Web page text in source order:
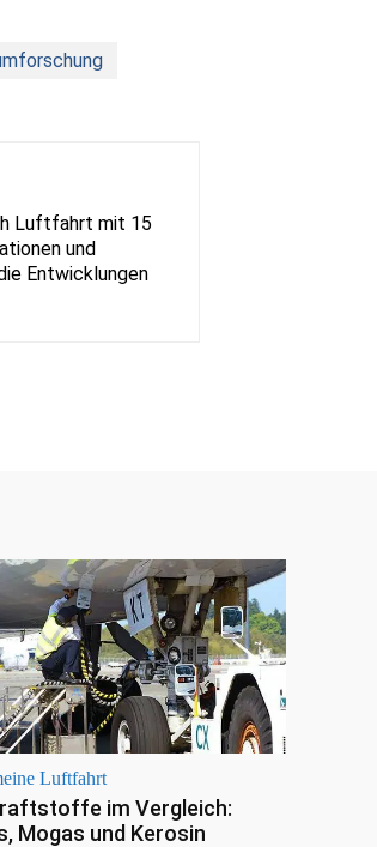
Luftfahrt mit 15
und
Entwicklungen
Luftfahrt
im Vergleich:
Mogas und Kerosin